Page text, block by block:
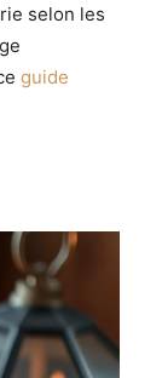
selon les
guide